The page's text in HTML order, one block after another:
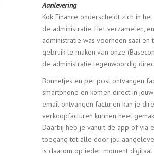
Aanlevering
Kok Finance onderscheidt zich in
de administratie. Het verzamelen,
administratie was voorheen saai
gebruik te maken van onze
de administratie tegenwoordig
Bonnetjes en per post ontvangen
smartphone en komen direct in
email ontvangen facturen kan je
verkoopfacturen kunnen heel
Daarbij heb je vanuit de app of via
toegang tot alle door jou
is daarom op ieder moment digitaal